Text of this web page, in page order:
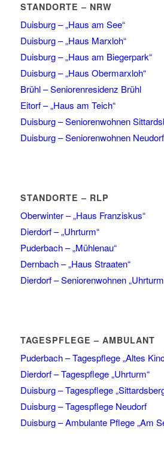
STANDORTE – NRW
Duisburg – „Haus am See“
Duisburg – „Haus Marxloh“
Duisburg – „Haus am Biegerpark“
Duisburg – „Haus Obermarxloh“
Brühl – Seniorenresidenz Brühl
Eitorf – „Haus am Teich“
Duisburg – Seniorenwohnen
Duisburg – Seniorenwohnen Neudorf
STANDORTE – RLP
Oberwinter – „Haus Franziskus“
Dierdorf – „Uhrturm“
Puderbach – „Mühlenau“
Dernbach – „Haus Straaten“
Dierdorf – Seniorenwohnen
TAGESPFLEGE – AMBULANT
Puderbach – Tagespflege „Altes
Dierdorf – Tagespflege „Uhrturm“
Duisburg – Tagespflege
Duisburg – Tagespflege Neudorf
Duisburg – Ambulante Pflege „Am